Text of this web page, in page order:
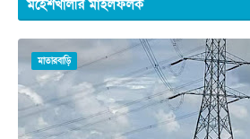
মহেশখালীর মাইলফলক
মাতারবাড়ি